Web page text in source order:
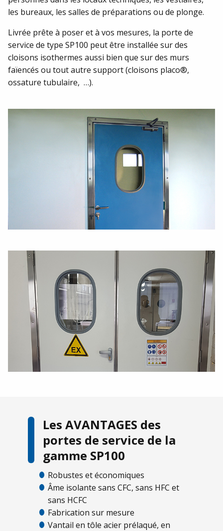
les bureaux, les salles de préparations ou de plonge.
Livrée prête à poser et à vos mesures, la porte de
service de type SP100 peut être installée sur des
cloisons isothermes aussi bien que sur des murs
faïencés ou tout autre support (cloisons placo®,
ossature tubulaire, …).
Les AVANTAGES des
portes de service de la
gamme SP100
Robustes et économiques
Âme isolante sans CFC, sans HFC et
sans HCFC
Fabrication sur mesure
Vantail en tôle acier prélaqué, en